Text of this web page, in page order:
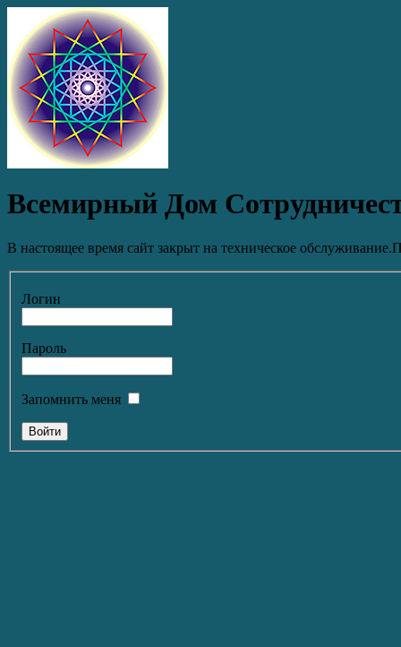
Всемирный Дом
В настоящее время сайт закрыт на техническое
Логин
Пароль
Запомнить меня